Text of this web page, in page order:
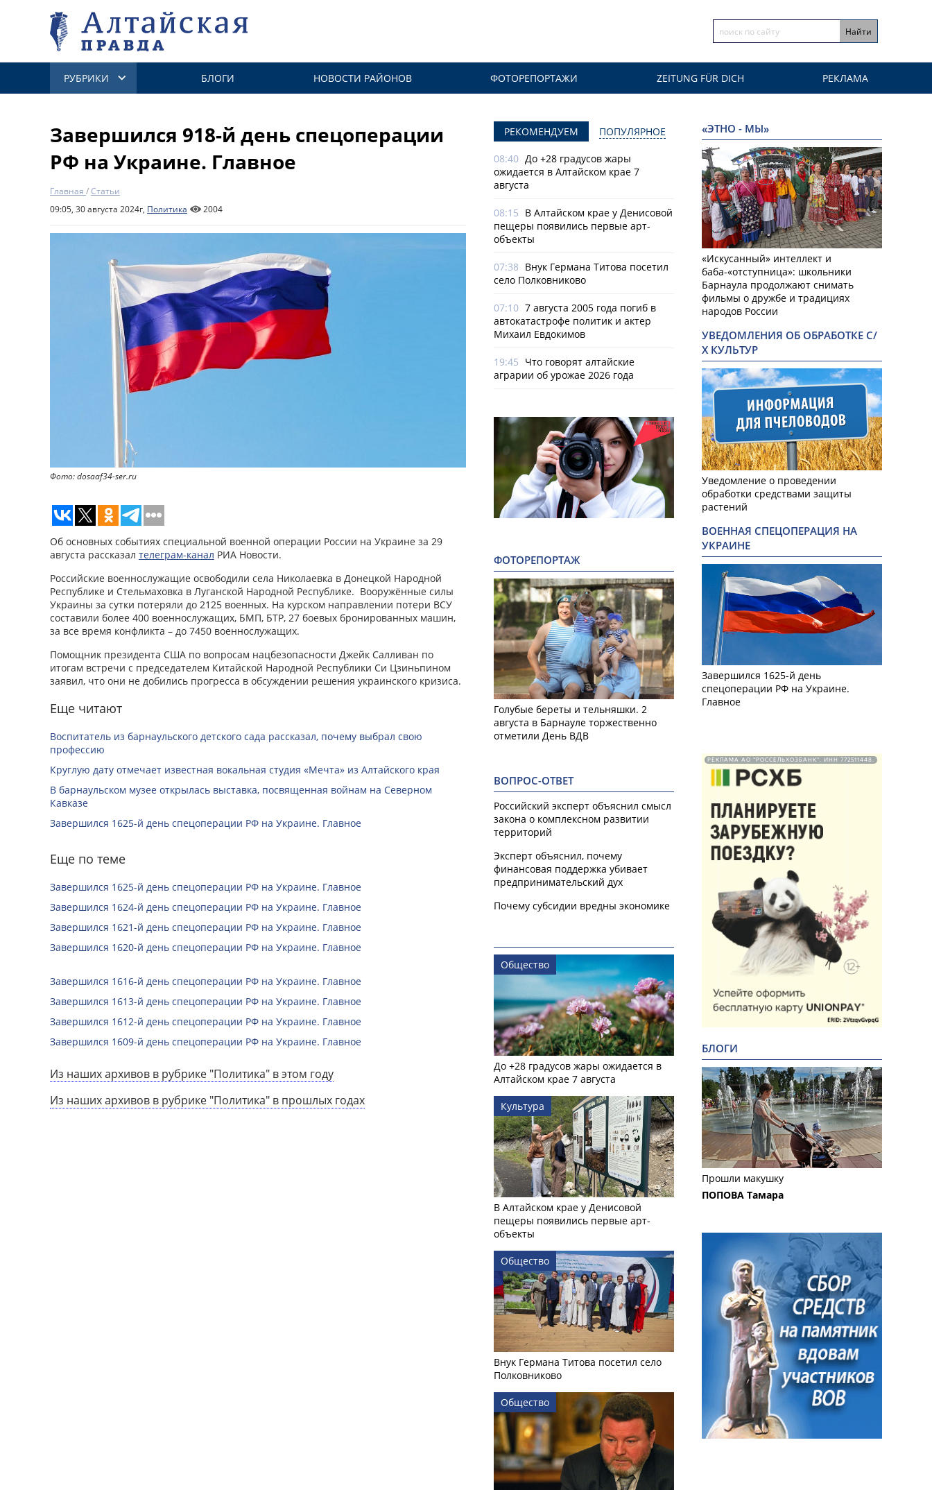
РУБРИКИ БЛОГИ НОВОСТИ РАЙОНОВ ФОТОРЕПОРТАЖИ ZEITUNG FÜR DICH РЕКЛАМА
Завершился 918-й день спецоперации
РФ на Украине. Главное
Главная /Статьи
09:05, 30 августа 2024г, Политика 2004
Фото: dosaaf34-ser.ru
Об основных событиях специальной военной операции России на Украине за 29
августа рассказал телеграм-канал РИА Новости.
Российские военнослужащие освободили села Николаевка в Донецкой Народной
Республике и Стельмаховка в Луганской Народной Республике. Вооружённые силы
Украины за сутки потеряли до 2125 военных. На курском направлении потери ВСУ
составили более 400 военнослужащих, БМП, БТР, 27 боевых бронированных машин,
за все время конфликта – до 7450 военнослужащих.
Помощник президента США по вопросам нацбезопасности Джейк Салливан по
итогам встречи с председателем Китайской Народной Республики Си Цзиньпином
заявил, что они не добились прогресса в обсуждении решения украинского кризиса.
Еще читают
Воспитатель из барнаульского детского сада рассказал, почему выбрал свою
профессию
Круглую дату отмечает известная вокальная студия «Мечта» из Алтайского края
В барнаульском музее открылась выставка, посвященная войнам на Северном
Кавказе
Завершился 1625-й день спецоперации РФ на Украине. Главное
Еще по теме
Завершился 1625-й день спецоперации РФ на Украине. Главное
Завершился 1624-й день спецоперации РФ на Украине. Главное
Завершился 1621-й день спецоперации РФ на Украине. Главное
Завершился 1620-й день спецоперации РФ на Украине. Главное
Завершился 1616-й день спецоперации РФ на Украине. Главное
Завершился 1613-й день спецоперации РФ на Украине. Главное
Завершился 1612-й день спецоперации РФ на Украине. Главное
Завершился 1609-й день спецоперации РФ на Украине. Главное
Из наших архивов в рубрике "Политика" в этом году
Из наших архивов в рубрике "Политика" в прошлых годах
РЕКОМЕНДУЕМ ПОПУЛЯРНОЕ
08:40 До +28 градусов жары
ожидается в Алтайском крае 7
августа
08:15 В Алтайском крае у Денисовой
пещеры появились первые арт-
объекты
07:38 Внук Германа Титова посетил
село Полковниково
07:10 7 августа 2005 года погиб в
автокатастрофе политик и актер
Михаил Евдокимов
19:45 Что говорят алтайские
аграрии об урожае 2026 года
ФОТОРЕПОРТАЖ
Голубые береты и тельняшки. 2
августа в Барнауле торжественно
отметили День ВДВ
ВОПРОС-ОТВЕТ
Российский эксперт объяснил смысл
закона о комплексном развитии
территорий
Эксперт объяснил, почему
финансовая поддержка убивает
предпринимательский дух
Почему субсидии вредны экономике
Общество
До +28 градусов жары ожидается в
Алтайском крае 7 августа
Культура
В Алтайском крае у Денисовой
пещеры появились первые арт-
объекты
Общество
Внук Германа Титова посетил село
Полковниково
Общество
«ЭТНО - МЫ»
«Искусанный» интеллект и
баба-«отступница»: школьники
Барнаула продолжают снимать
фильмы о дружбе и традициях
народов России
УВЕДОМЛЕНИЯ ОБ ОБРАБОТКЕ С/
Х КУЛЬТУР
Уведомление о проведении
обработки средствами защиты
растений
ВОЕННАЯ СПЕЦОПЕРАЦИЯ НА
УКРАИНЕ
Завершился 1625-й день
спецоперации РФ на Украине.
Главное
РЕКЛАМА АО "РОССЕЛЬХОЗБАНК". ИНН 772511448.
БЛОГИ
Прошли макушку
ПОПОВА Тамара